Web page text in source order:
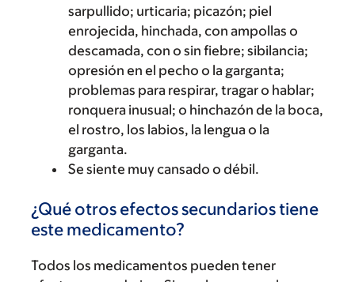
sarpullido; urticaria; picazón; piel
enrojecida, hinchada, con ampollas o
descamada, con o sin fiebre; sibilancia;
opresión en el pecho o la garganta;
problemas para respirar, tragar o hablar;
ronquera inusual; o hinchazón de la boca,
el rostro, los labios, la lengua o la
garganta.
Se siente muy cansado o débil.
¿Qué otros efectos secundarios tiene
este medicamento?
Todos los medicamentos pueden tener